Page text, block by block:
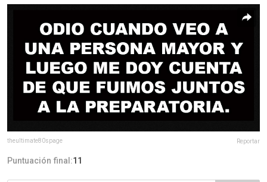
theultimate80spage Reportar
Puntuación final:11